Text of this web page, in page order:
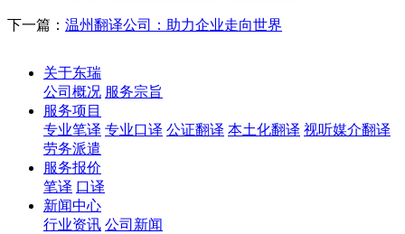
下一篇： 温州翻译公司：助力企业走向世界
关于东瑞
公司概况 服务宗旨
服务项目
专业笔译 专业口译 公证翻译 本土化翻译 视听媒介翻译
劳务派遣
服务报价
笔译 口译
新闻中心
行业资讯 公司新闻